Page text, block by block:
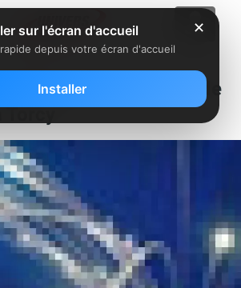
pour un centre de
Torcy
✕
sur l'écran d'accueil
depuis votre écran d'accueil
Installer